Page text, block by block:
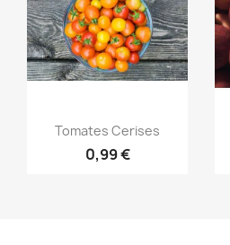
Aperçu rapide
Tomates Cerises
0,99 €